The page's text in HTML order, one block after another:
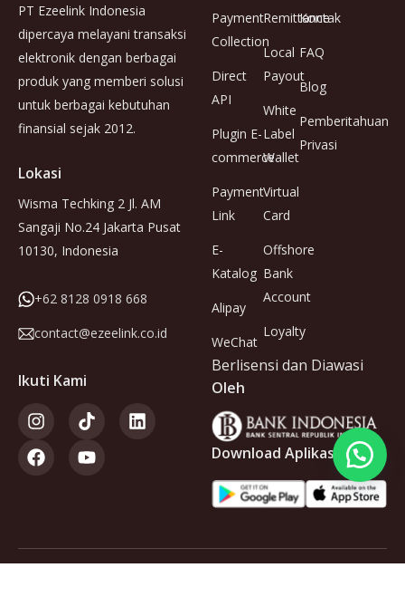
PT Ezeelink Indonesia
dipercaya melayani transaksi
elektronik dengan berbagai
produk yang memberi solusi
untuk berbagai kebutuhan
finansial sejak 2012.
Lokasi
Wisma Techking 2 Jl. AM
Sangaji No.24 Jakarta Pusat
10130, Indonesia
+62 8128 0918 668
contact@ezeelink.co.id
Ikuti Kami
Payment
Collection
Direct
API
Plugin E-
commerce
Payment
Link
E-
Katalog
Alipay
WeChat
Remittance
Local
Payout
White
Label
Wallet
Virtual
Card
Offshore
Bank
Account
Loyalty
Kontak
FAQ
Blog
Pemberitahuan
Privasi
Berlisensi dan Diawasi
Oleh
Download Aplikasi